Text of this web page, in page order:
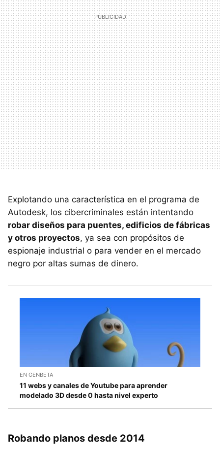
Explotando una característica en el programa de
Autodesk, los cibercriminales están intentando
robar diseños para puentes, edificios de fábricas
y otros proyectos, ya sea con propósitos de
espionaje industrial o para vender en el mercado
negro por altas sumas de dinero.
EN GENBETA
11 webs y canales de Youtube para aprender
modelado 3D desde 0 hasta nivel experto
Robando planos desde 2014